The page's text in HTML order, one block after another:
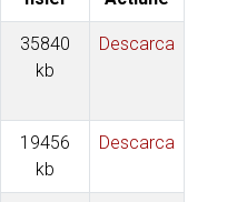
35840
kb
Descarca
19456
kb
Descarca